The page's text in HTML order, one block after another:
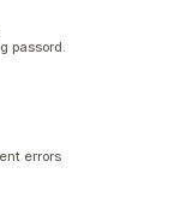
passord.
errors